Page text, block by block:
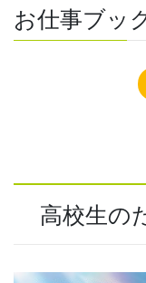
お仕事ブッ
高校生の